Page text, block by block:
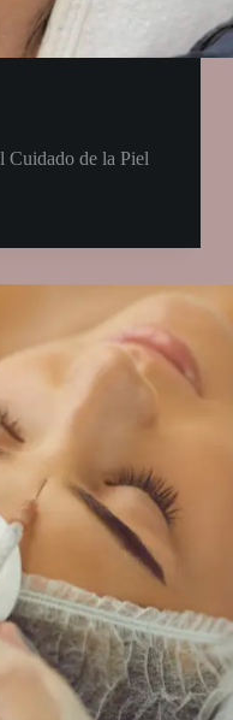
Cuidado de la Piel